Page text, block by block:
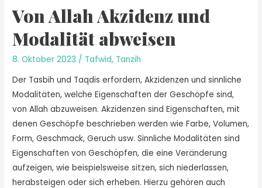
Von Allah Akzidenz und
Modalität abweisen
8. Oktober 2023 / Tafwid, Tanzih
Der Tasbih und Taqdis erfordern, Akzidenzen und sinnliche
Modalitäten, welche Eigenschaften der Geschöpfe sind,
von Allah abzuweisen. Akzidenzen sind Eigenschaften, mit
denen Geschöpfe beschrieben werden wie Farbe, Volumen,
Form, Geschmack, Geruch usw. Sinnliche Modalitäten sind
Eigenschaften von Geschöpfen, die eine Veränderung
aufzeigen, wie beispielsweise sitzen, sich niederlassen,
herabsteigen oder sich erheben. Hierzu gehören auch